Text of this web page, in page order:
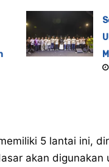
5 lantai ini,
akan digunakan